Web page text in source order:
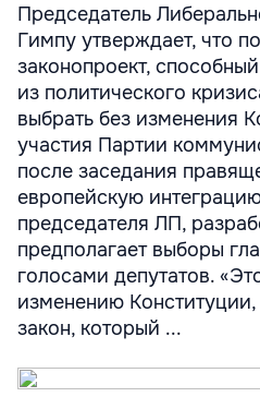
Председатель
Гимпу утверждает, что
законопроект,
из политического
выбрать без изменения
участия Партии
после заседания
европейскую
председателя ЛП,
предполагает выборы
голосами депутатов.
изменению
закон, который ...